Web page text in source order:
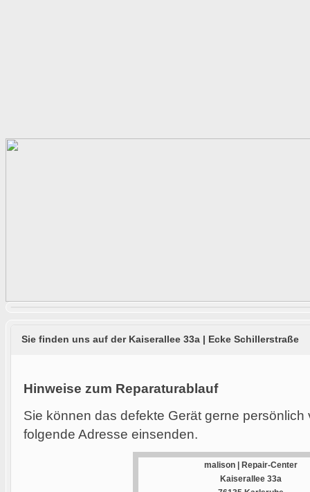
Sie finden uns auf der Kaiserallee 33a | Ecke Schillerstraße
Hinweise zum Reparaturablauf
Sie können das defekte Gerät gerne
folgende Adresse einsenden.
malison | Repair-Center
Kaiserallee 33a